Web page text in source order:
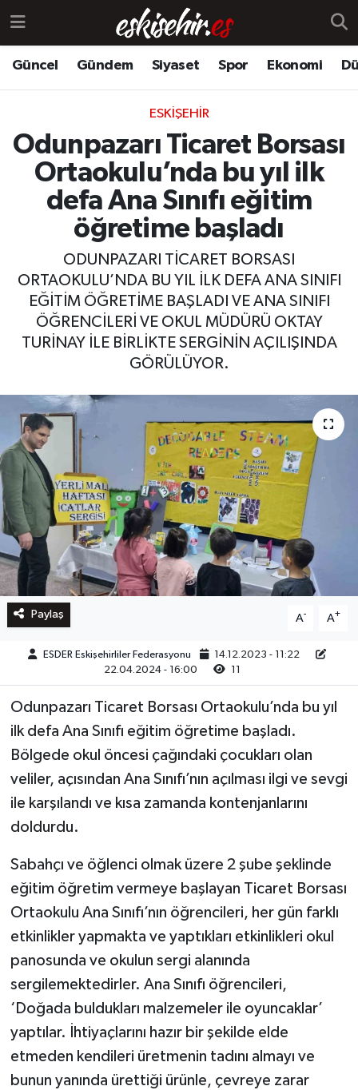
Güncel Gündem Siyaset Spor Ekonomi
ESKIŞEHIR
Odunpazarı Ticaret Borsası
Ortaokulu’nda bu yıl ilk
defa Ana Sınıfı eğitim
öğretime başladı
ODUNPAZARI TİCARET BORSASI
ORTAOKULU’NDA BU YIL İLK DEFA ANA SINIFI
EĞİTİM ÖĞRETİME BAŞLADI VE ANA SINIFI
ÖĞRENCİLERİ VE OKUL MÜDÜRÜ OKTAY
TURİNAY İLE BİRLİKTE SERGİNİN AÇILIŞINDA
GÖRÜLÜYOR.
Paylaş A- A+
ESDER Eskişehirliler Federasyonu
14.12.2023 - 11:22
22.04.2024 - 16:00
Odunpazarı Ticaret Borsası Ortaokulu’nda bu yıl
ilk defa Ana Sınıfı eğitim öğretime başladı.
Bölgede okul öncesi çağındaki çocukları olan
veliler, açısından Ana Sınıfı’nın açılması ilgi ve sevgi
ile karşılandı ve kısa zamanda kontenjanlarını
doldurdu.
Sabahçı ve öğlenci olmak üzere 2 şube şeklinde
eğitim öğretim vermeye başlayan Ticaret Borsası
Ortaokulu Ana Sınıfı’nın öğrencileri, her gün farklı
etkinlikler yapmakta ve yaptıkları etkinlikleri okul
panosunda ve okulun sergi alanında
sergilemektedirler. Ana Sınıfı öğrencileri,
‘Doğada buldukları malzemeler ile oyuncaklar’
yaptılar. İhtiyaçlarını hazır bir şekilde elde
etmeden kendileri üretmenin tadını almayı ve
bunun yanında ürettiği ürünle, çevreye zarar